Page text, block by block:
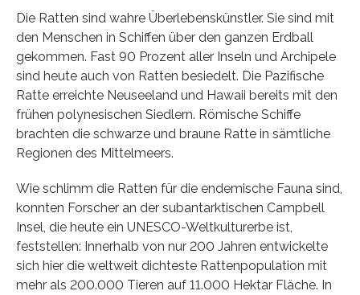
Die Ratten sind wahre Überlebenskünstler. Sie sind mit
den Menschen in Schiffen über den ganzen Erdball
gekommen. Fast 90 Prozent aller Inseln und Archipele
sind heute auch von Ratten besiedelt. Die Pazifische
Ratte erreichte Neuseeland und Hawaii bereits mit den
frühen polynesischen Siedlern. Römische Schiffe
brachten die schwarze und braune Ratte in sämtliche
Regionen des Mittelmeers.
Wie schlimm die Ratten für die endemische Fauna sind,
konnten Forscher an der subantarktischen Campbell
Insel, die heute ein UNESCO-Weltkulturerbe ist,
feststellen: Innerhalb von nur 200 Jahren entwickelte
sich hier die weltweit dichteste Rattenpopulation mit
mehr als 200.000 Tieren auf 11.000 Hektar Fläche. In